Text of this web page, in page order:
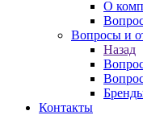
О
Вопросы и
Назад
Контакты